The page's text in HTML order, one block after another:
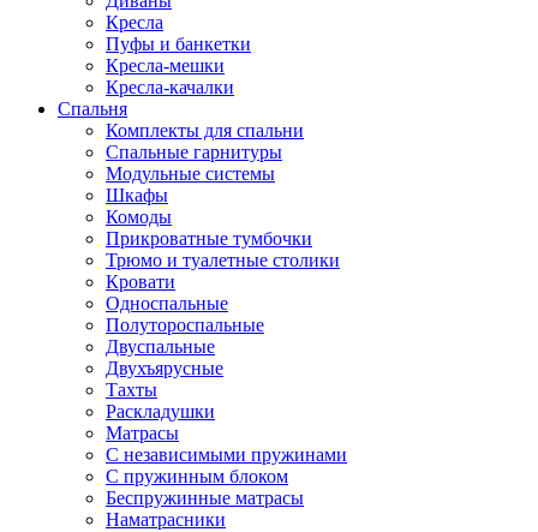
Кресла
Пуфы и банкетки
Кресла-мешки
Кресла-качалки
Спальня
Комплекты для спальни
Спальные гарнитуры
Модульные системы
Шкафы
Комоды
Прикроватные тумбочки
Трюмо и туалетные столики
Кровати
Односпальные
Полутороспальные
Двуспальные
Двухъярусные
Тахты
Раскладушки
Матрасы
С независимыми пружинами
С пружинным блоком
Беспружинные матрасы
Наматрасники